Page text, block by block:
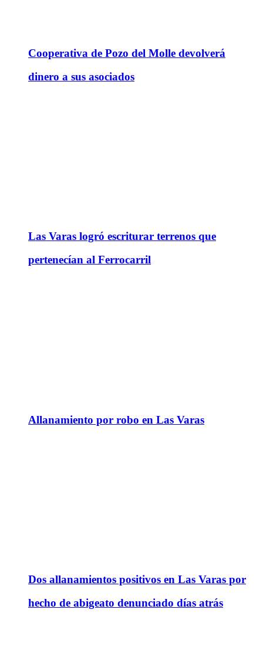
Cooperativa de Pozo del Molle devolverá
dinero a sus asociados
Las Varas logró escriturar terrenos que
pertenecían al Ferrocarril
Allanamiento por robo en Las Varas
Dos allanamientos positivos en Las Varas por
hecho de abigeato denunciado días atrás